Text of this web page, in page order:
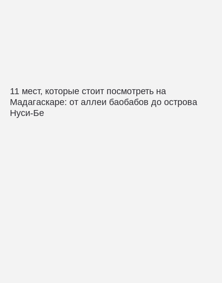
11 мест, которые стоит посмотреть на
Мадагаскаре: от аллеи баобабов до острова
Нуси-Бе